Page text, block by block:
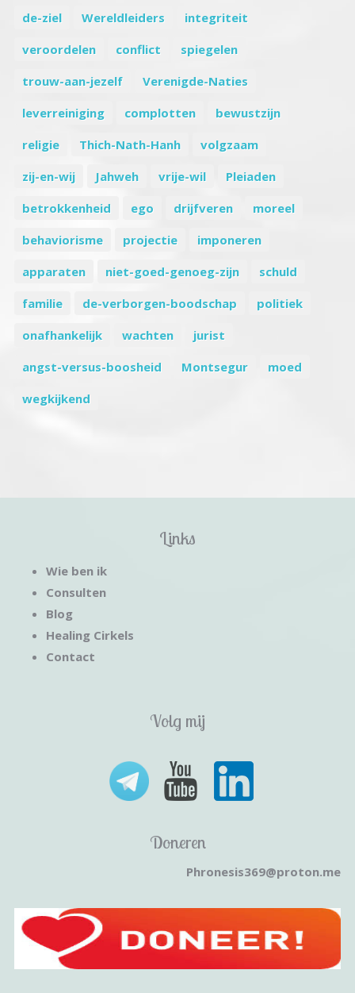
de-ziel
Wereldleiders
integriteit
veroordelen
conflict
spiegelen
trouw-aan-jezelf
Verenigde-Naties
leverreiniging
complotten
bewustzijn
religie
Thich-Nath-Hanh
volgzaam
zij-en-wij
Jahweh vrije-wil
Pleiaden
betrokkenheid
ego drijfveren
moreel
behaviorisme
projectie
imponeren
apparaten
niet-goed-genoeg-zijn
schuld
familie
de-verborgen-boodschap
politiek
onafhankelijk
wachten
jurist
angst-versus-boosheid
Montsegur
moed
wegkijkend
Links
Wie ben ik
Consulten
Blog
Healing Cirkels
Contact
Volg mij
Doneren
Phronesis369@proton.me